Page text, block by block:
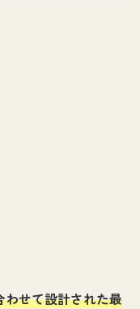
せて設計された最